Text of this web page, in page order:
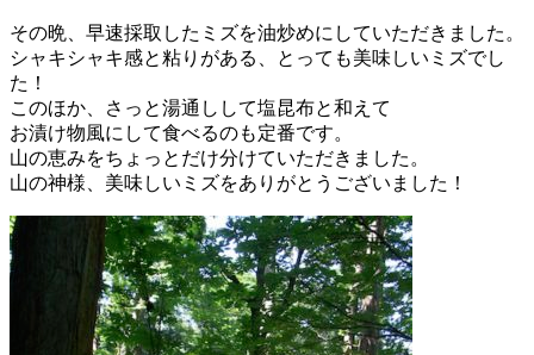
その晩、早速採取したミズを油炒めにしていただきました。
シャキシャキ感と粘りがある、とっても美味しいミズでし
た！
このほか、さっと湯通しして塩昆布と和えて
お漬け物風にして食べるのも定番です。
山の恵みをちょっとだけ分けていただきました。
山の神様、美味しいミズをありがとうございました！